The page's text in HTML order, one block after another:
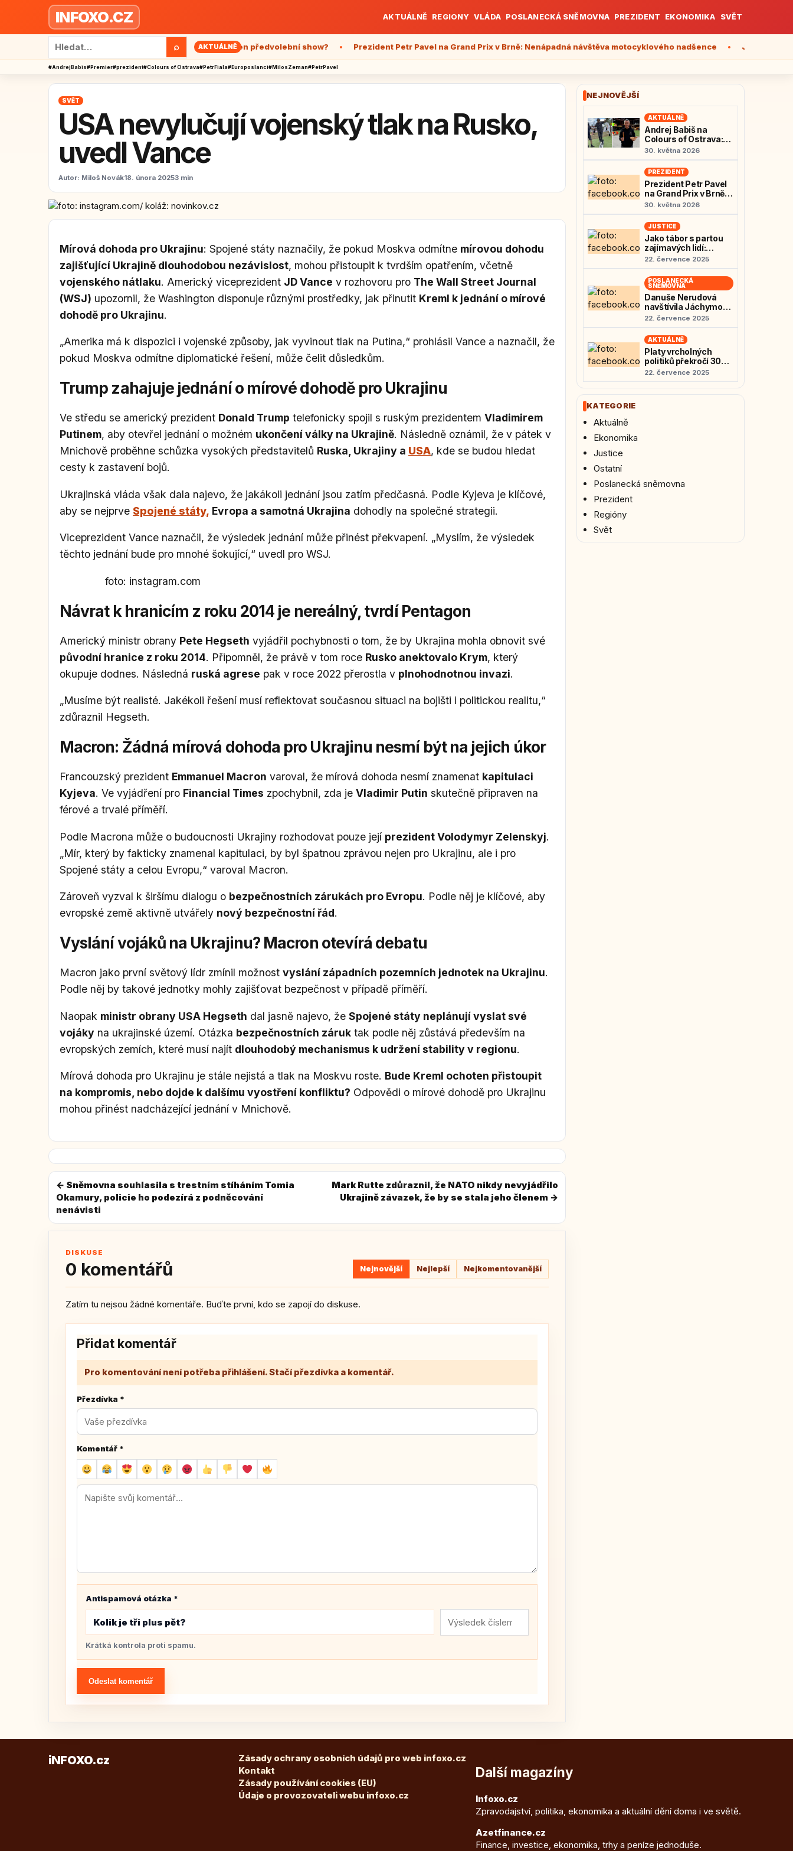
Přeskočit na obsah
INFOXO.CZ AKTUÁLNĚ REGIONY VLÁDA POSLANECKÁ SNĚMOVNA PREZIDENT EKONOMIKA SVĚT
⌕ AKTUÁLNĚ
na Colours of Ostrava: Pomoc autistům nebo jen předvolební show? Prezident Petr Pavel na Grand Prix v Brně: Nenápadná návštěva motocyklového nadšence Jako tábor s partou
#AndrejBabis#Premier#prezident#Colours of Ostrava#PetrFiala#Europoslanci#MilosZeman#PetrPavel
SVĚT
USA nevylučují vojenský tlak na Rusko,
uvedl Vance
Autor: Miloš Novák18. února 20253 min
Mírová dohoda pro Ukrajinu: Spojené státy naznačily, že pokud Moskva odmítne mírovou dohodu
zajišťující Ukrajině dlouhodobou nezávislost, mohou přistoupit k tvrdším opatřením, včetně
vojenského nátlaku. Americký viceprezident JD Vance v rozhovoru pro The Wall Street Journal
(WSJ) upozornil, že Washington disponuje různými prostředky, jak přinutit Kreml k jednání o mírové
dohodě pro Ukrajinu.
„Amerika má k dispozici i vojenské způsoby, jak vyvinout tlak na Putina,“ prohlásil Vance a naznačil, že
pokud Moskva odmítne diplomatické řešení, může čelit důsledkům.
Trump zahajuje jednání o mírové dohodě pro Ukrajinu
Ve středu se americký prezident Donald Trump telefonicky spojil s ruským prezidentem Vladimirem
Putinem, aby otevřel jednání o možném ukončení války na Ukrajině. Následně oznámil, že v pátek v
Mnichově proběhne schůzka vysokých představitelů Ruska, Ukrajiny a USA, kde se budou hledat
cesty k zastavení bojů.
Ukrajinská vláda však dala najevo, že jakákoli jednání jsou zatím předčasná. Podle Kyjeva je klíčové,
aby se nejprve Spojené státy, Evropa a samotná Ukrajina dohodly na společné strategii.
Viceprezident Vance naznačil, že výsledek jednání může přinést překvapení. „Myslím, že výsledek
těchto jednání bude pro mnohé šokující,“ uvedl pro WSJ.
foto: instagram.com
Návrat k hranicím z roku 2014 je nereálný, tvrdí Pentagon
Americký ministr obrany Pete Hegseth vyjádřil pochybnosti o tom, že by Ukrajina mohla obnovit své
původní hranice z roku 2014. Připomněl, že právě v tom roce Rusko anektovalo Krym, který
okupuje dodnes. Následná ruská agrese pak v roce 2022 přerostla v plnohodnotnou invazi.
„Musíme být realisté. Jakékoli řešení musí reflektovat současnou situaci na bojišti i politickou realitu,“
zdůraznil Hegseth.
Macron: Žádná mírová dohoda pro Ukrajinu nesmí být na jejich úkor
Francouzský prezident Emmanuel Macron varoval, že mírová dohoda nesmí znamenat kapitulaci
Kyjeva. Ve vyjádření pro Financial Times zpochybnil, zda je Vladimir Putin skutečně připraven na
férové a trvalé příměří.
Podle Macrona může o budoucnosti Ukrajiny rozhodovat pouze její prezident Volodymyr Zelenskyj.
„Mír, který by fakticky znamenal kapitulaci, by byl špatnou zprávou nejen pro Ukrajinu, ale i pro
Spojené státy a celou Evropu,“ varoval Macron.
Zároveň vyzval k širšímu dialogu o bezpečnostních zárukách pro Evropu. Podle něj je klíčové, aby
evropské země aktivně utvářely nový bezpečnostní řád.
Vyslání vojáků na Ukrajinu? Macron otevírá debatu
Macron jako první světový lídr zmínil možnost vyslání západních pozemních jednotek na Ukrajinu.
Podle něj by takové jednotky mohly zajišťovat bezpečnost v případě příměří.
Naopak ministr obrany USA Hegseth dal jasně najevo, že Spojené státy neplánují vyslat své
vojáky na ukrajinské území. Otázka bezpečnostních záruk tak podle něj zůstává především na
evropských zemích, které musí najít dlouhodobý mechanismus k udržení stability v regionu.
Mírová dohoda pro Ukrajinu je stále nejistá a tlak na Moskvu roste. Bude Kreml ochoten přistoupit
na kompromis, nebo dojde k dalšímu vyostření konfliktu? Odpovědi o mírové dohodě pro Ukrajinu
mohou přinést nadcházející jednání v Mnichově.
← Sněmovna souhlasila s trestním stíháním Tomia
Okamury, policie ho podezírá z podněcování
nenávisti
Mark Rutte zdůraznil, že NATO nikdy nevyjádřilo
Ukrajině závazek, že by se stala jeho členem →
DISKUSE
0 komentářů Nejnovější Nejlepší Nejkomentovanější
Zatím tu nejsou žádné komentáře. Buďte první, kdo se zapojí do diskuse.
Přidat komentář
Pro komentování není potřeba přihlášení. Stačí přezdívka a komentář.
Přezdívka *
Komentář *
Antispamová otázka *
Kolik je tři plus pět?
Krátká kontrola proti spamu.
Odeslat komentář
NEJNOVĚJŠÍ
AKTUÁLNĚ
Andrej Babiš na
Colours of Ostrava:
Pomoc autistům
nebo jen předvolební
show?
30. května 2026
PREZIDENT
Prezident Petr Pavel
na Grand Prix v Brně:
Nenápadná návštěva
motocyklového
nadšence
30. května 2026
JUSTICE
Jako tábor s partou
zajímavých lidí:
vzkazuje Novotný za
mřížemi
22. července 2025
POSLANECKÁ
SNĚMOVNA
Danuše Nerudová
navštívila Jáchymov
a varovala před
návratem totality.
Připomněla osudy
politických vězňů:
„Nedovolme návrat
zrůd“
22. července 2025
AKTUÁLNĚ
Platy vrcholných
politiků překročí 300
tisíc měsíčně: Kolik
dostanou prezident,
ministři a poslanci?
22. července 2025
KATEGORIE
Aktuálně
Ekonomika
Justice
Ostatní
Poslanecká sněmovna
Prezident
Regióny
Svět
iNFOXO.cz
Zásady ochrany osobních údajů pro web infoxo.cz
Kontakt
Zásady používání cookies (EU)
Údaje o provozovateli webu infoxo.cz
Další magazíny
Infoxo.cz
Zpravodajství, politika, ekonomika a aktuální dění doma i ve světě.
Azetfinance.cz
Finance, investice, ekonomika, trhy a peníze jednoduše.